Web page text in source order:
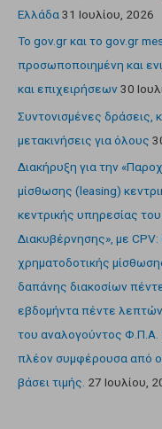
Ελλάδα 31 Ιουλίου, 2026
Το gov.gr και το gov.gr
προσωποποιημένη και
και επιχειρήσεων30
Συντονισμένες δράσεις,
μετακινήσεις για όλους
Διακήρυξη για την
μίσθωσης (leasing)
κεντρικής υπηρεσίας
Διακυβέρνησης», με
χρηματοδοτικής
δαπάνης διακοσίων
εβδομήντα πέντε
του αναλογούντος Φ.Π.Α.
πλέον συμφέρουσα από
βάσει τιμής. 27 Ιουλίου,